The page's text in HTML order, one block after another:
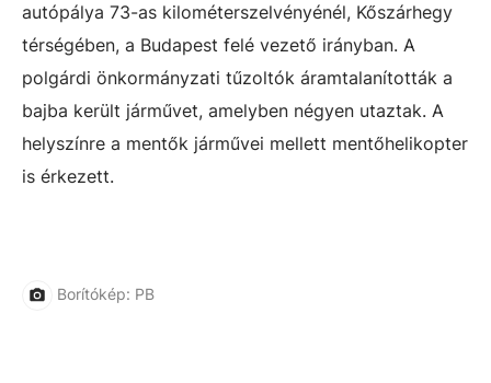
autópálya 73-as kilométerszelvényénél, Kőszárhegy
térségében, a Budapest felé vezető irányban. A
polgárdi önkormányzati tűzoltók áramtalanították a
bajba került járművet, amelyben négyen utaztak. A
helyszínre a mentők járművei mellett mentőhelikopter
is érkezett.
Borítókép: PB